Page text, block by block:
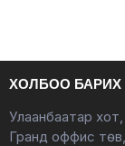
ХОЛБОО БАРИХ
Улаанбаатар хот,
Гранд оффис